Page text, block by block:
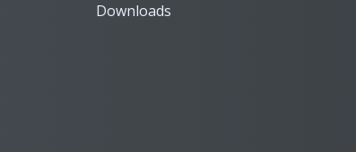
Downloads